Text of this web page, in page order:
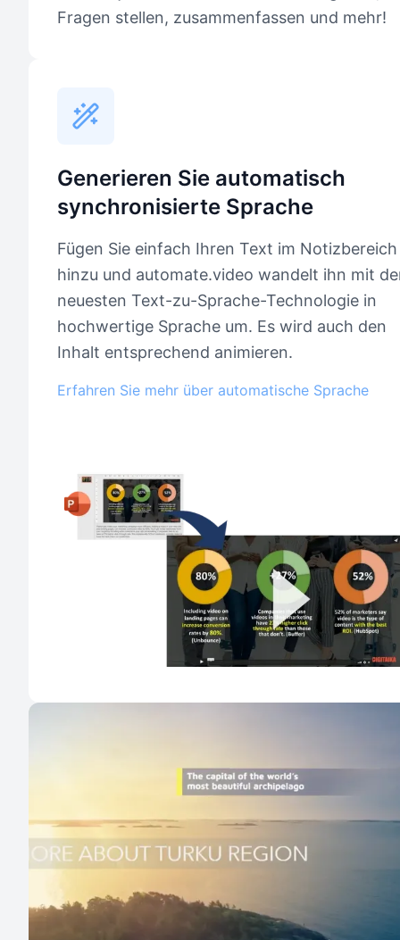
Fragen stellen, zusammenfassen und mehr!
Generieren Sie automatisch
synchronisierte Sprache
Fügen Sie einfach Ihren Text im Notizbereich
hinzu und automate.video wandelt ihn mit
neuesten Text-zu-Sprache-Technologie in
hochwertige Sprache um. Es wird auch den
Inhalt entsprechend animieren.
Erfahren Sie mehr über automatische Sprache